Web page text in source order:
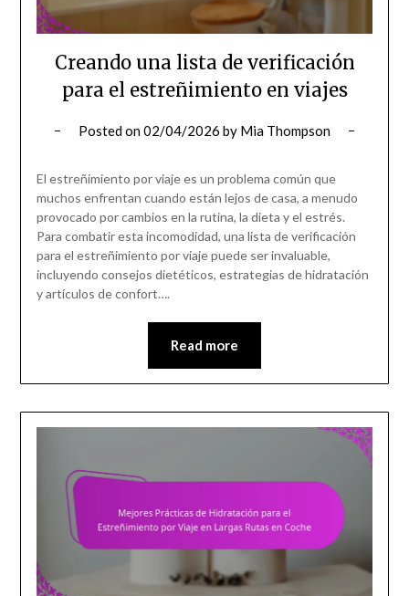
Creando una lista de verificación
para el estreñimiento en viajes
Posted on02/04/2026 by Mia Thompson
El estreñimiento por viaje es un problema común que
muchos enfrentan cuando están lejos de casa, a menudo
provocado por cambios en la rutina, la dieta y el estrés.
Para combatir esta incomodidad, una lista de verificación
para el estreñimiento por viaje puede ser invaluable,
incluyendo consejos dietéticos, estrategias de hidratación
y artículos de confort….
Read more